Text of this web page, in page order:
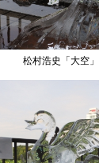
松村浩史「大空」